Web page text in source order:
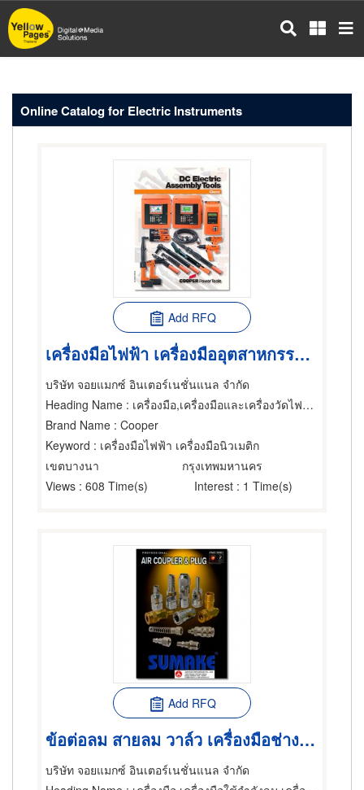
Skip
to
main
Online Catalog for Electric Instruments
Add RFQ
เครื่องมือไฟฟ้า เครื่องมืออุตสาหกรรม เครื่องมือช่าง
บริษัท จอยแมกซ์ อินเตอร์เนชั่นแนล จำกัด
Heading Name : เครื่องมือ,เครื่องมือและเครื่องวัดไฟฟ้า,เครื่องมือใช้กำลังลม
Brand Name : Cooper
Keyword : เครื่องมือไฟฟ้า เครื่องมือนิวเมติก
เขตบางนา
กรุงเทพมหานคร
Views : 608 Time(s) Interest : 1 Time(s)
Add RFQ
ข้อต่อลม สายลม วาล์ว เครื่องมือช่าง เครื่องมือ
บริษัท จอยแมกซ์ อินเตอร์เนชั่นแนล จำกัด